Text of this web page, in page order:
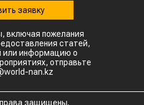
заявку
включая пожелания
статей,
или информацию о
отправьте
nan.kz
защищены.